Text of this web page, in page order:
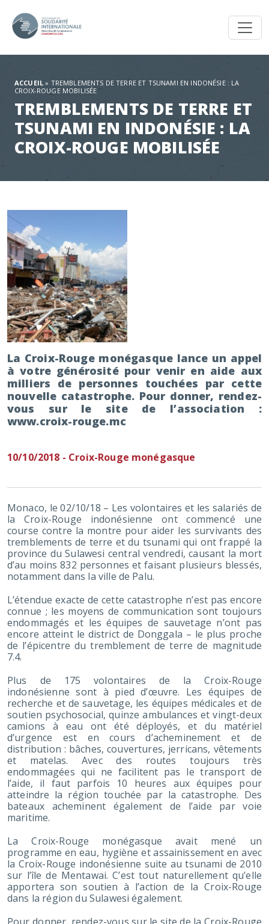
ACCUEIL » TREMBLEMENTS DE TERRE ET TSUNAMI EN INDONÉSIE : LA
CROIX-ROUGE MOBILISÉE
TREMBLEMENTS DE TERRE ET
TSUNAMI EN INDONÉSIE : LA
CROIX-ROUGE MOBILISÉE
La Croix-Rouge monégasque lance un appel
à votre générosité pour venir en aide aux
milliers de personnes touchées par cette
nouvelle catastrophe. Pour donner, rendez-
vous sur le site de l’association :
www.croix-rouge.mc
10/10/2018 - Croix-Rouge monégasque
Monaco, le 02/10/18 – Les volontaires et les salariés de
la Croix-Rouge indonésienne ont commencé une
course contre la montre pour aider les survivants des
tremblements de terre et du tsunami qui ont frappé la
province du Sulawesi central vendredi, causant la mort
d’au moins 832 personnes et faisant plusieurs blessés,
notamment dans la ville de Palu.
L’étendue exacte de cette catastrophe n’est pas encore
connue ; les moyens de communication sont toujours
endommagés et les équipes de sauvetage n’ont pas
encore atteint le district de Donggala – le plus proche
de l’épicentre du tremblement de terre de magnitude
7.4.
Plus de 175 volontaires de la Croix-Rouge
indonésienne sont à pied d’œuvre. Les équipes de
recherche et de sauvetage, les équipes médicales et de
soutien psychosocial, quinze ambulances et vingt-deux
camions à eau ont été déployés, et du matériel
d’urgence est en cours d’acheminement et de
distribution : bâches, couvertures, jerricans, vêtements
et matelas. Avec des routes toujours très
endommagées qui ne facilitent pas le transport de
l’aide, il faut parfois 10 heures aux équipes pour
atteindre la région touchée par la catastrophe. Des
bateaux acheminent également de l’aide par voie
maritime.
La Croix-Rouge monégasque avait mené un
programme en eau, hygiène et assainissement en avec
la Croix-Rouge indonésienne suite au tsunami de 2010
sur l’île de Mentawai. C’est tout naturellement qu’elle
apportera son soutien à l’action de la Croix-Rouge
dans la région du Sulawesi également.